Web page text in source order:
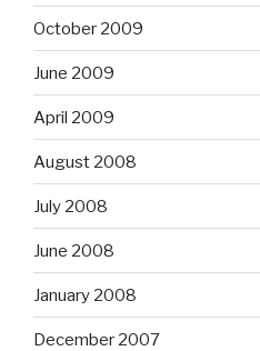
October 2009
June 2009
April 2009
August 2008
July 2008
June 2008
January 2008
December 2007